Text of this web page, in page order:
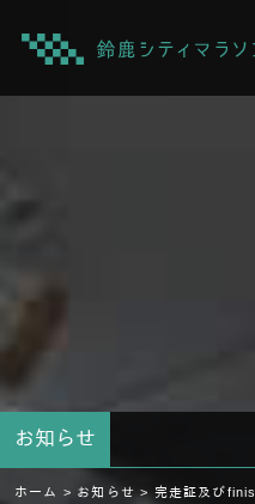
お知らせ
ホーム > お知らせ > 完走証及び